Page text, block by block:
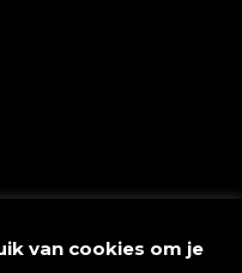
van cookies om je